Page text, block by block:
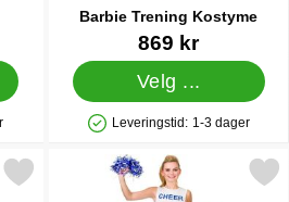
Barbie Trening Kostyme
Varenummer 18632
869 kr
Velg ...
Produkttilgjengelighet: På lager
Leveringstid: 1-3 dager
Kostyme som favoritt
Merk cheerleader Kostyme